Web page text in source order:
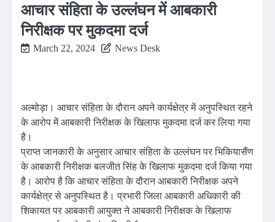
आचार संहिता के उल्लंघन में आबकारी
निरीक्षक पर मुकदमा दर्ज
March 22, 2024 News Desk
अल्मोड़ा। आचार संहिता के दौरान अपने कार्यक्षेत्र में अनुपस्थित रहने
के आरोप में आबकारी निरीक्षक के खिलाफ मुकदमा दर्ज कर लिया गया
है।
प्राप्त जानकारी के अनुसार आचार संहिता के उल्लंघन पर भिकियासैंण
के आबकारी निरीक्षक बलजीत सिंह के खिलाफ मुकदमा दर्ज किया गया
है। आरोप है कि आचार संहिता के दौरान आबकारी निरीक्षक अपने
कार्यक्षेत्र से अनुपस्थित है। प्रभारी जिला आबकारी अधिकारी की
शिकायत पर आबकारी आयुक्त ने आबकारी निरीक्षक के खिलाफ